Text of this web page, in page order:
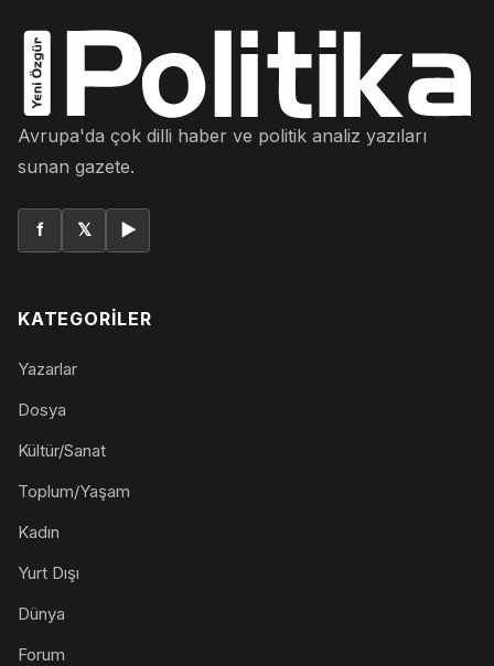
Avrupa'da çok dilli haber ve politik analiz yazıları
sunan gazete.
f 𝕏 ▶
KATEGORILER
Yazarlar
Dosya
Kültür/Sanat
Toplum/Yaşam
Kadın
Yurt Dışı
Dünya
Forum